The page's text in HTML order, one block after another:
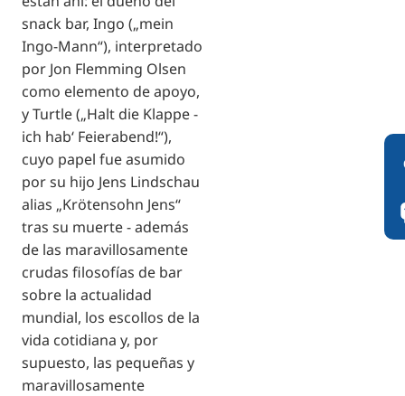
snack bar, Ingo („mein
Ingo-Mann“), interpretado
por Jon Flemming Olsen
como elemento de apoyo,
y Turtle („Halt die Klappe -
ich hab‘ Feierabend!“),
cuyo papel fue asumido
por su hijo Jens Lindschau
alias „Krötensohn Jens“
tras su muerte - además
de las maravillosamente
crudas filosofías de bar
sobre la actualidad
mundial, los escollos de la
vida cotidiana y, por
supuesto, las pequeñas y
maravillosamente